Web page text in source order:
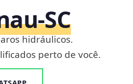
hidráulicos.
perto de você.